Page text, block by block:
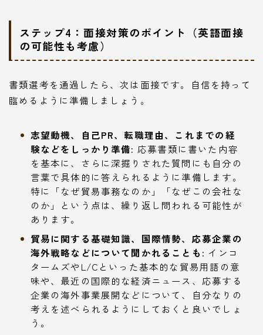
ステップ4：面接対策のポイント（英語面接
の可能性も考慮）
書類選考を通過したら、次は面接です。自信を持って
臨めるように準備しましょう。
志望動機、自己PR、転職理由、これまでの経
験などをしっかり準備: 応募書類に書いた内容
を基本に、さらに深掘りされた質問にも自分の
言葉で具体的に答えられるように準備します。
特に「なぜ貿易事務なのか」「なぜこの会社な
のか」という点は、繰り返し問われる可能性が
あります。
貿易に関する基礎知識、国際情勢、応募企業の
海外戦略などについて聞かれることも: インコ
タームズやL/Cといった基本的な貿易用語の意
味や、最近の国際的な経済ニュース、応募する
企業の海外事業展開などについて、自分なりの
考えを述べられるようにしておくと良いでしょ
う。